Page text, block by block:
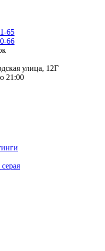
65
66
улица, 12Г
21:00